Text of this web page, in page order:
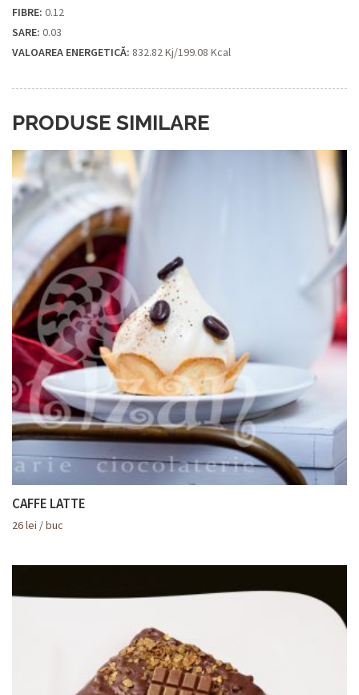
FIBRE: 0.12
SARE: 0.03
VALOAREA ENERGETICĂ: 832.82 Kj/199.08 Kcal
PRODUSE SIMILARE
CAFFE LATTE
26lei / buc